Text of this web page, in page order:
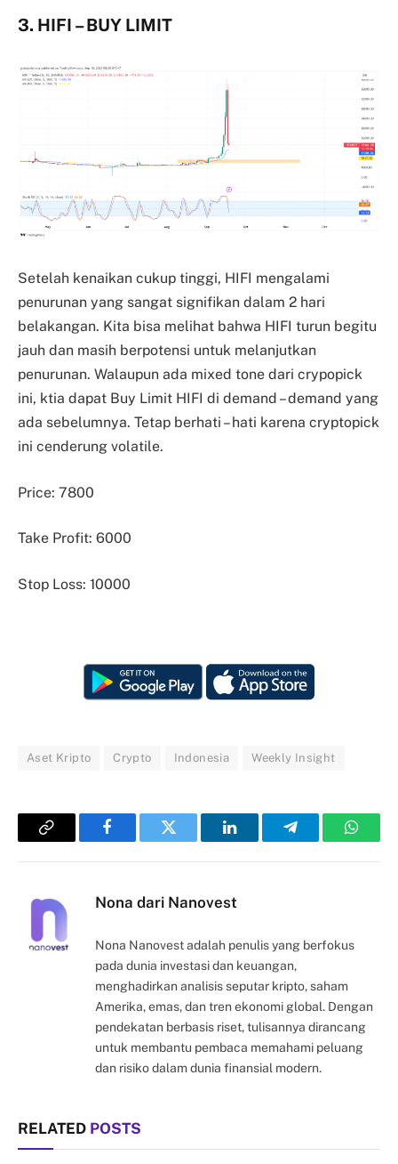
3. HIFI – BUY LIMIT
Setelah kenaikan cukup tinggi, HIFI mengalami
penurunan yang sangat signifikan dalam 2 hari
belakangan. Kita bisa melihat bahwa HIFI turun begitu
jauh dan masih berpotensi untuk melanjutkan
penurunan. Walaupun ada mixed tone dari crypopick
ini, ktia dapat Buy Limit HIFI di demand – demand yang
ada sebelumnya. Tetap berhati – hati karena cryptopick
ini cenderung volatile.
Price: 7800
Take Profit: 6000
Stop Loss: 10000
Aset Kripto Crypto Indonesia Weekly Insight
Copy
FacebookTwitter LinkedInTelegram
Nona dari Nanovest
Nona Nanovest adalah penulis yang berfokus
pada dunia investasi dan keuangan,
menghadirkan analisis seputar kripto, saham
Amerika, emas, dan tren ekonomi global. Dengan
pendekatan berbasis riset, tulisannya dirancang
untuk membantu pembaca memahami peluang
dan risiko dalam dunia finansial modern.
RELATED POSTS